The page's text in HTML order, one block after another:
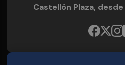
Castellón Plaza,